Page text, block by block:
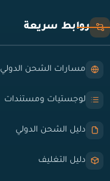
روابط سريعة
مسارات الشحن الدولي
لوجستيات ومستندات
دليل الشحن الدولي
دليل التغليف